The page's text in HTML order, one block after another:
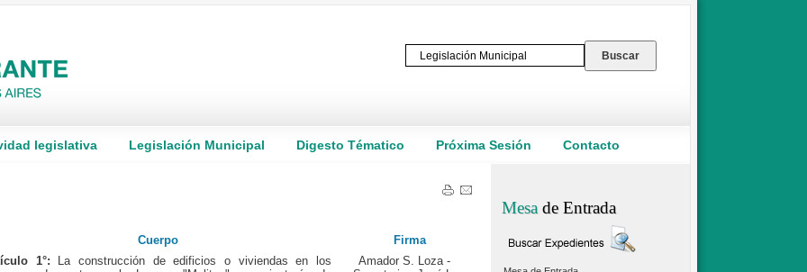
legislativa Legislación Municipal Digesto Tématico Próxima Sesión Contacto
Cuerpo
Firma
1°: La construcción de edificios o viviendas en los
Amador S. Loza -
Mesa de Entrada